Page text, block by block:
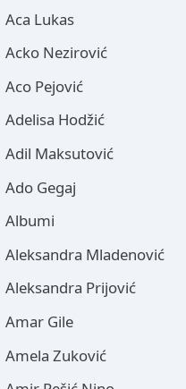
Aca Lukas
Acko Nezirović
Aco Pejović
Adelisa Hodžić
Adil Maksutović
Ado Gegaj
Albumi
Aleksandra Mladenović
Aleksandra Prijović
Amar Gile
Amela Zuković